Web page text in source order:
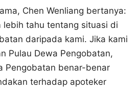
Chen Wenliang bertanya:
lebih tahu tentang situasi di
daripada kami. Jika kami
Pulau Dewa Pengobatan,
Pengobatan benar-benar
terhadap apoteker